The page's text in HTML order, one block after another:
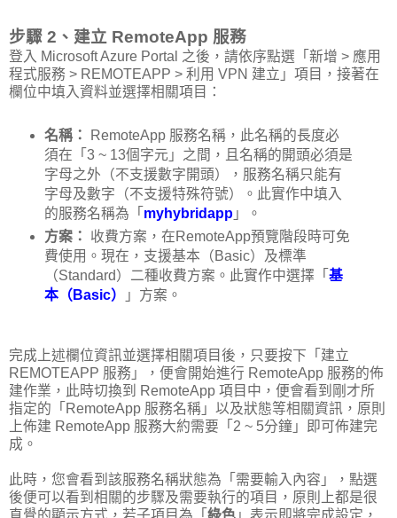
步驟 2、建立 RemoteApp 服務
登入 Microsoft Azure Portal 之後，請依序點選「新增 > 應用
程式服務 > REMOTEAPP > 利用 VPN 建立」項目，接著在
欄位中填入資料並選擇相關項目：
名稱：
RemoteApp 服務名稱，此名稱的長度必
須在「3 ~ 13個字元」之間，且名稱的開頭必須是
字母之外（不支援數字開頭），服務名稱只能有
字母及數字（不支援特殊符號）。此實作中填入
的服務名稱為「 myhybridapp」。
方案：
收費方案，在RemoteApp預覽階段時可免
費使用。現在，支援基本（Basic）及標準
（Standard）二種收費方案。此實作中選擇「 基
本（Basic）
」方案。
完成上述欄位資訊並選擇相關項目後，只要按下「建立
REMOTEAPP 服務」，便會開始進行 RemoteApp 服務的佈
建作業，此時切換到 RemoteApp 項目中，便會看到剛才所
指定的「RemoteApp 服務名稱」以及狀態等相關資訊，原則
上佈建 RemoteApp 服務大約需要「2 ~ 5分鐘」即可佈建完
成。
此時，您會看到該服務名稱狀態為「需要輸入內容」，點選
後便可以看到相關的步驟及需要執行的項目，原則上都是很